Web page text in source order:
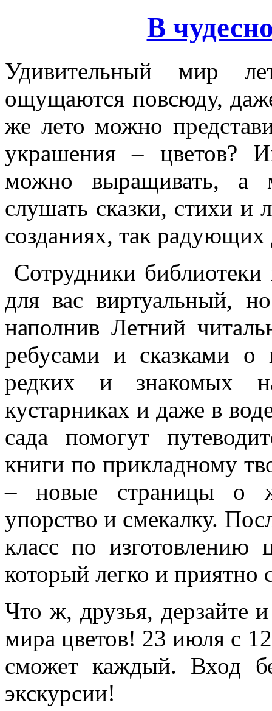
В
Удивительный мир
ощущаются повсюду,
же лето можно
украшения – цветов?
можно выращивать, а
слушать сказки, стихи и
созданиях, так
Сотрудники
для вас виртуальный,
наполнив Летний
ребусами и сказками
редких и знакомых
кустарниках и даже в
сада помогут
книги по прикладному
– новые страницы о
упорство и смекалку.
класс по изготовлению
который легко и приятно
Что ж, друзья, дерзайте
мира цветов! 23 июля с
сможет каждый. Вход
экскурсии!